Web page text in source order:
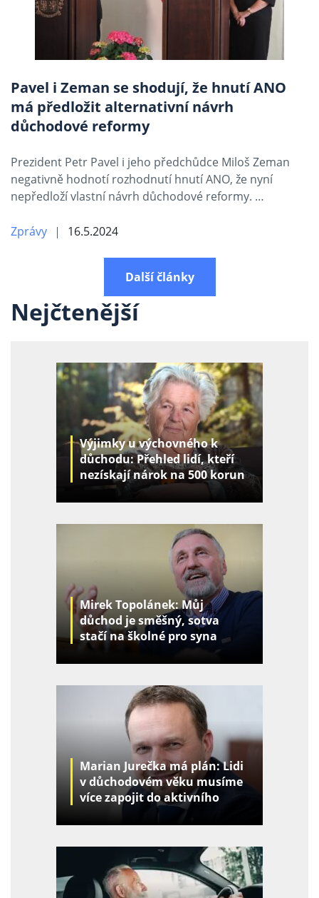
Pavel i Zeman se shodují, že hnutí ANO
má předložit alternativní návrh
důchodové reformy
Prezident Petr Pavel i jeho předchůdce Miloš Zeman
negativně hodnotí rozhodnutí hnutí ANO, že nyní
nepředloží vlastní návrh důchodové reformy. …
Zprávy 16.5.2024
Další články
Nejčtenější
Výjimky u výchovného k
důchodu: Přehled lidí, kteří
nezískají nárok na 500 korun
za děti
Mirek Topolánek: Můj
důchod je směšný, sotva
stačí na školné pro syna
Marian Jurečka má plán: Lidi
v důchodovém věku musíme
více zapojit do aktivního